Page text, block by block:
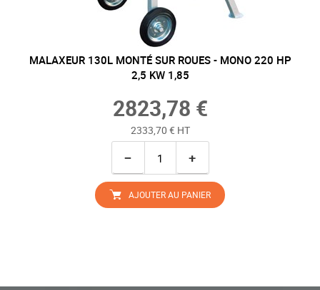
MALAXEUR 130L MONTÉ SUR ROUES - MONO 220 HP
2,5 KW 1,85
2823,78 €
2333,70 € HT
− +
AJOUTER AU PANIER